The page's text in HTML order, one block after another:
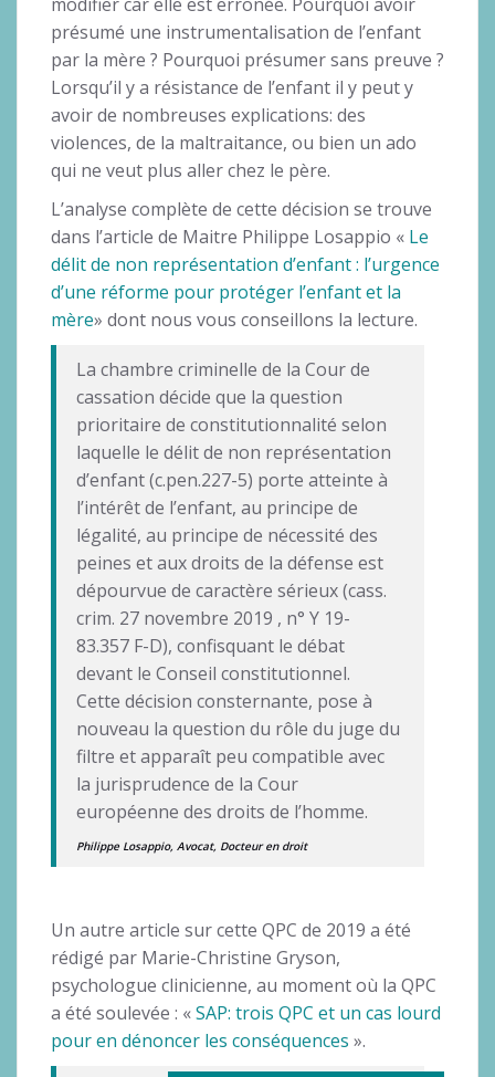
présumé une instrumentalisation de l’enfant
par la mère ? Pourquoi présumer sans preuve ?
Lorsqu’il y a résistance de l’enfant il y peut y
avoir de nombreuses explications: des
violences, de la maltraitance, ou bien un ado
qui ne veut plus aller chez le père.
L’analyse complète de cette décision se trouve
dans l’article de Maitre Philippe Losappio « Le
délit de non représentation d’enfant : l’urgence
d’une réforme pour protéger l’enfant et la
mère» dont nous vous conseillons la lecture.
La chambre criminelle de la Cour de
cassation décide que la question
prioritaire de constitutionnalité selon
laquelle le délit de non représentation
d’enfant (c.pen.227-5) porte atteinte à
l’intérêt de l’enfant, au principe de
légalité, au principe de nécessité des
peines et aux droits de la défense est
dépourvue de caractère sérieux (cass.
crim. 27 novembre 2019 , n° Y 19-
83.357 F-D), confisquant le débat
devant le Conseil constitutionnel.
Cette décision consternante, pose à
nouveau la question du rôle du juge du
filtre et apparaît peu compatible avec
la jurisprudence de la Cour
européenne des droits de l’homme.
Philippe Losappio, Avocat, Docteur en droit
Un autre article sur cette QPC de 2019 a été
rédigé par Marie-Christine Gryson,
psychologue clinicienne, au moment où la QPC
a été soulevée : «SAP: trois QPC et un cas lourd
pour en dénoncer les conséquences ».